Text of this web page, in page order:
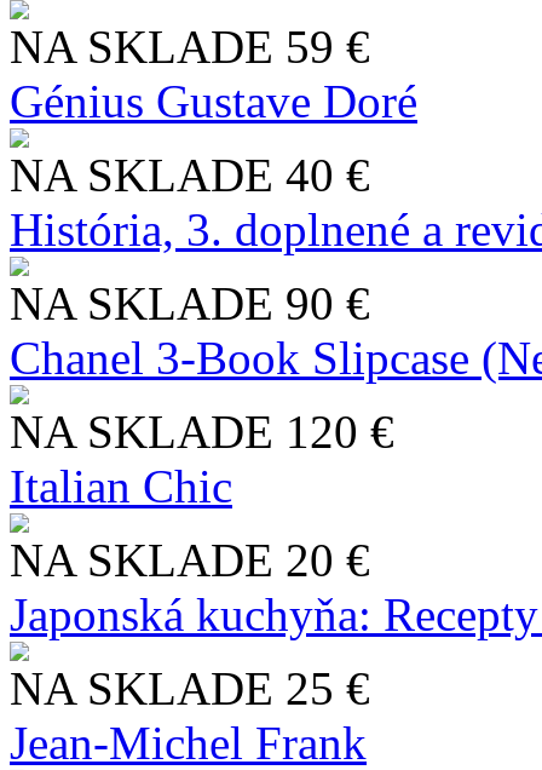
NA SKLADE 59 €
Génius Gustave Doré
NA SKLADE 40 €
História, 3. doplnené a
NA SKLADE 90 €
Chanel 3-Book Slipcase
NA SKLADE 120 €
Italian Chic
NA SKLADE 20 €
Japonská kuchyňa:
NA SKLADE 25 €
Jean-Michel Frank